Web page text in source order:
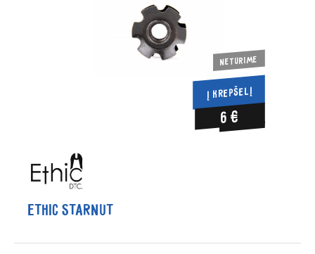
Neturime
Į KREPŠELĮ
6 €
Ethic Starnut